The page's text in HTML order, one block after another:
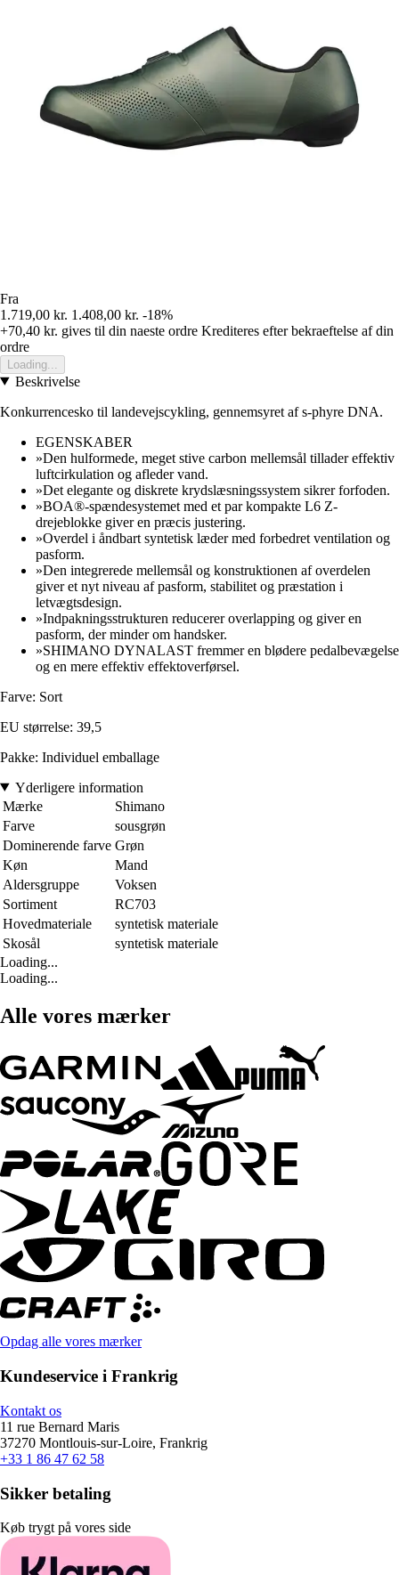
Fra
1.719,00 kr. 1.408,00 kr. -18%
+70,40 kr. gives til din naeste ordre Krediteres efter bekraeftelse af din
ordre
Loading...
Beskrivelse
Konkurrencesko til landevejscykling, gennemsyret af s-phyre DNA.
EGENSKABER
»Den hulformede, meget stive carbon mellemsål tillader effektiv
luftcirkulation og afleder vand.
»Det elegante og diskrete krydslæsningssystem sikrer forfoden.
»BOA®-spændesystemet med et par kompakte L6 Z-
drejeblokke giver en præcis justering.
»Overdel i åndbart syntetisk læder med forbedret ventilation og
pasform.
»Den integrerede mellemsål og konstruktionen af overdelen
giver et nyt niveau af pasform, stabilitet og præstation i
letvægtsdesign.
»Indpakningsstrukturen reducerer overlapping og giver en
pasform, der minder om handsker.
»SHIMANO DYNALAST fremmer en blødere pedalbevægelse
og en mere effektiv effektoverførsel.
Farve: Sort
EU størrelse: 39,5
Pakke: Individuel emballage
Yderligere information
Mærke
Shimano
Farve
sousgrøn
Dominerende farve Grøn
Køn
Mand
Aldersgruppe
Voksen
Sortiment
RC703
Hovedmateriale
syntetisk materiale
Skosål
syntetisk materiale
Loading...
Loading...
Alle vores mærker
Opdag alle vores mærker
Kundeservice i Frankrig
Kontakt os
11 rue Bernard Maris
37270 Montlouis-sur-Loire, Frankrig
+33 1 86 47 62 58
Sikker betaling
Køb trygt på vores side